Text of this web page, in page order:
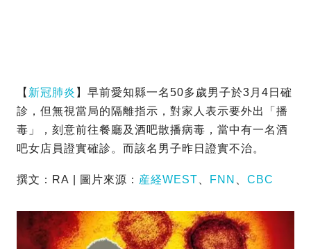
【 新冠肺炎 】早前愛知縣一名50多歲男子於3月4日確
診，但無視當局的隔離指示，對家人表示要外出「播
毒」，刻意前往餐廳及酒吧散播病毒，當中有一名酒
吧女店員證實確診。而該名男子昨日證實不治。
撰文：RA | 圖片來源： 産経WEST FNN CBC